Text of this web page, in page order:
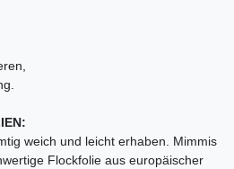
weich und leicht erhaben. Mimmis
Flockfolie aus europäischer